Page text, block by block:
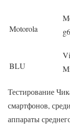
Motorola
BLU
Тестирование
смартфонов,
аппараты